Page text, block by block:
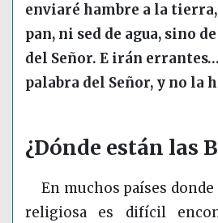
enviaré hambre a la
pan, ni sed de agua, sino
del Señor. E irán
palabra del Señor, y no la
¿Dónde están las
En muchos países
religiosa es difícil